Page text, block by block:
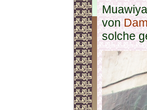
von
solche